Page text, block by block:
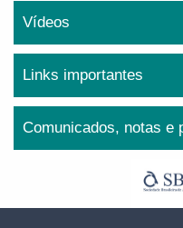
Vídeos
Links importantes
Comunicados, notas e